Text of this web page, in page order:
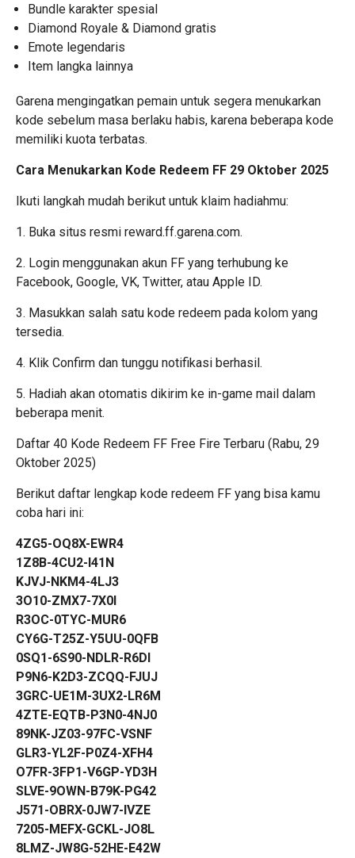
Bundle karakter spesial
Diamond Royale & Diamond gratis
Emote legendaris
Item langka lainnya
Garena mengingatkan pemain untuk segera menukarkan
kode sebelum masa berlaku habis, karena beberapa kode
memiliki kuota terbatas.
Cara Menukarkan Kode Redeem FF 29 Oktober 2025
Ikuti langkah mudah berikut untuk klaim hadiahmu:
1. Buka situs resmi reward.ff.garena.com.
2. Login menggunakan akun FF yang terhubung ke
Facebook, Google, VK, Twitter, atau Apple ID.
3. Masukkan salah satu kode redeem pada kolom yang
tersedia.
4. Klik Confirm dan tunggu notifikasi berhasil.
5. Hadiah akan otomatis dikirim ke in-game mail dalam
beberapa menit.
Daftar 40 Kode Redeem FF Free Fire Terbaru (Rabu, 29
Oktober 2025)
Berikut daftar lengkap kode redeem FF yang bisa kamu
coba hari ini:
4ZG5-OQ8X-EWR4
1Z8B-4CU2-I41N
KJVJ-NKM4-4LJ3
3O10-ZMX7-7X0I
R3OC-0TYC-MUR6
CY6G-T25Z-Y5UU-0QFB
0SQ1-6S90-NDLR-R6DI
P9N6-K2D3-ZCQQ-FJUJ
3GRC-UE1M-3UX2-LR6M
4ZTE-EQTB-P3N0-4NJ0
89NK-JZ03-97FC-VSNF
GLR3-YL2F-P0Z4-XFH4
O7FR-3FP1-V6GP-YD3H
SLVE-9OWN-B79K-PG42
J571-OBRX-0JW7-IVZE
7205-MEFX-GCKL-JO8L
8LMZ-JW8G-52HE-E42W